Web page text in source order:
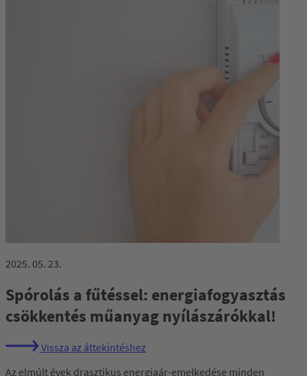
2025. 05. 23.
Spórolás a fűtéssel: energiafogyasztás
csökkentés műanyag nyílászárókkal!
Vissza az áttekintéshez
Az elmúlt évek drasztikus energiaár-emelkedése minden